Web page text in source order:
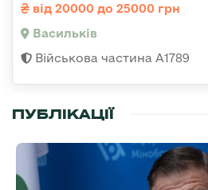
від 20000 до 25000 грн
Васильків
Військова частина А1789
ПУБЛІКАЦІЇ